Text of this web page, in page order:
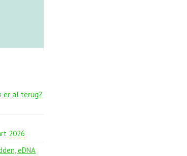
er al terug?
2026
eDNA